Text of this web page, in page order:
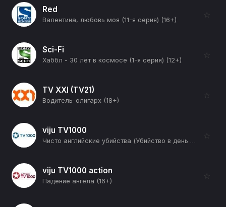
Red
Валентина, любовь моя (11-я серия) (16+)
☆
Sci-Fi
Хаббл - 30 лет в космосе (1-я серия) (12+)
☆
TV XXI (TV21)
Водитель-олигарх (18+)
☆
viju TV1000
Чисто английские убийства (Убийство в день святого Малли) (16+)
☆
viju TV1000 action
Падение ангела (16+)
☆